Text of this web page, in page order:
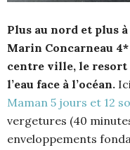
Plus au nord et plus
Marin Concarneau 4*
centre ville, le resort
l’eau face à l’océan.
Maman 5 jours et 12
vergetures (40
enveloppements